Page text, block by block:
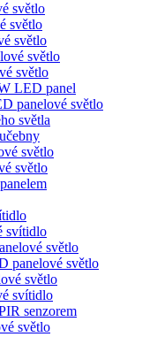
světlo
světlo
světlo
světlo
světlo
LED panel
panelové světlo
světla
světlo
světlo
svítidlo
světlo
panelové světlo
světlo
svítidlo
senzorem
světlo